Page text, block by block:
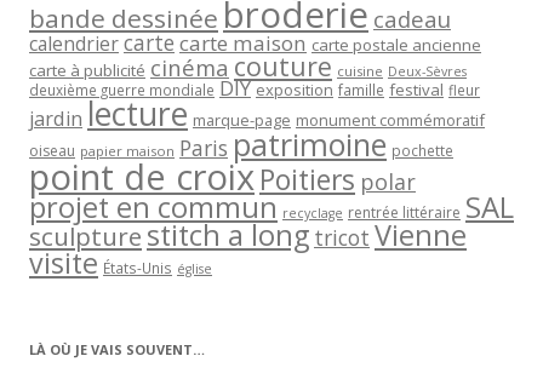
bande dessinée broderie cadeau
calendriercartecarte maison carte postale ancienne
carte à publicité cinéma couture cuisine Deux-Sèvres
deuxième guerre mondiale DIY exposition famille festival fleur
jardin lecture marque-page monument commémoratif
oiseau papier maison Paris patrimoine pochette
point de croixPoitiers polar
projet en commun recyclage rentrée littéraire SAL
sculpturestitch a long tricot Vienne
visite États-Unis église
LÀ OÙ JE VAIS SOUVENT…